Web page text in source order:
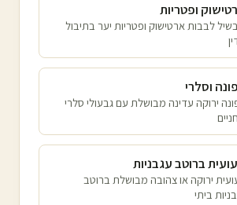
ופטריות
לבבות ארטישוק ופטריות יער בתיבול
וסלרי
ירוקה עדינה מבושלת עם גבעולי סלרי
ברוטב עגבניות
ירוקה או צהובה מבושלת ברוטב
ביתי